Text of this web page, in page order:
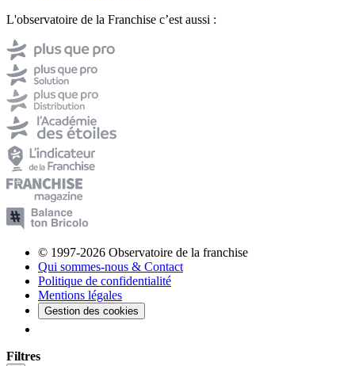
L'observatoire de la Franchise c’est aussi :
© 1997-2026 Observatoire de la franchise
Qui sommes-nous & Contact
Politique de confidentialité
Mentions légales
Gestion des cookies
Filtres